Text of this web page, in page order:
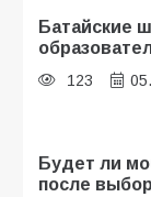
Батайские
123
Будет ли
после